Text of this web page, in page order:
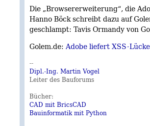
Die „Browsererweiterung“, die
Hanno Böck schreibt dazu auf
geschlampt: Tavis Ormandy von
Golem.de: Adobe liefert XSS-
--
Dipl.-Ing. Martin Vogel
Leiter des Bauforums
Bücher:
CAD mit BricsCAD
Bauinformatik mit Python